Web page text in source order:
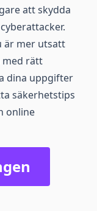
att skydda
är mer utsatt
med rätt
dina uppgifter
säkerhetstips
online